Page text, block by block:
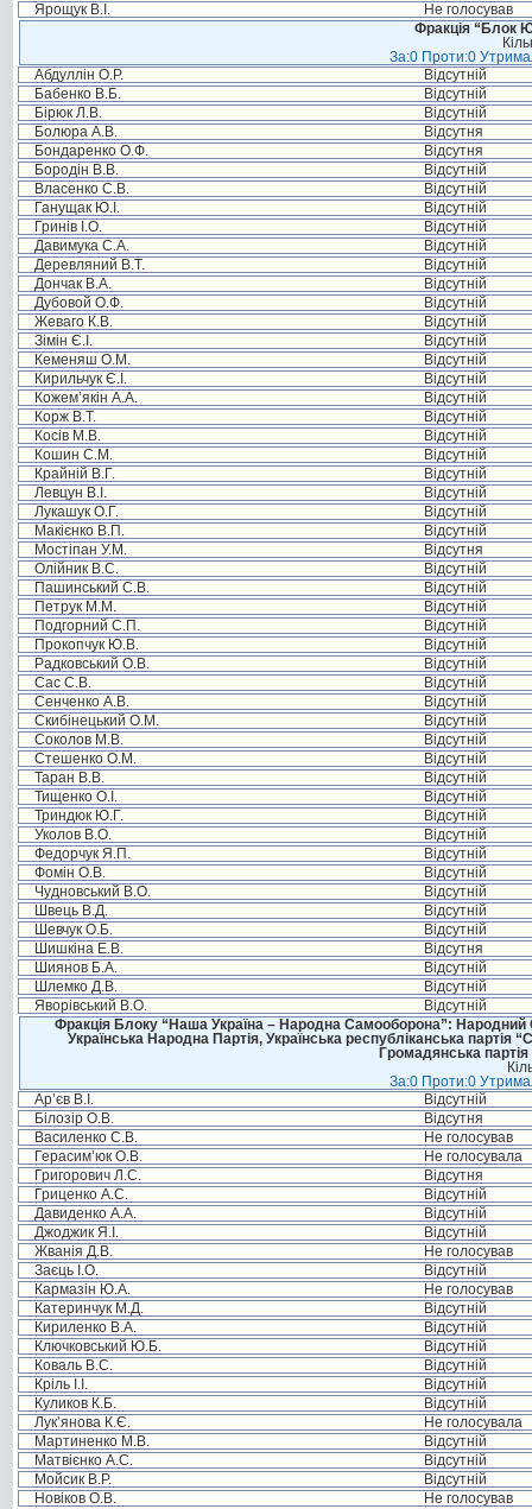
Ярощук В.І.
Не голосував
Фракція “Блок
За:0 Проти:0
Абдуллін О.Р.
Відсутній
Бабенко В.Б.
Відсутній
Бірюк Л.В.
Відсутній
Болюра А.В.
Відсутня
Бондаренко О.Ф.
Відсутня
Бородін В.В.
Відсутній
Власенко С.В.
Відсутній
Ганущак Ю.І.
Відсутній
Гринів І.О.
Відсутній
Давимука С.А.
Відсутній
Деревляний В.Т.
Відсутній
Дончак В.А.
Відсутній
Дубовой О.Ф.
Відсутній
Жеваго К.В.
Відсутній
Зімін Є.І.
Відсутній
Кеменяш О.М.
Відсутній
Кирильчук Є.І.
Відсутній
Кожем’якін А.А.
Відсутній
Корж В.Т.
Відсутній
Косів М.В.
Відсутній
Кошин С.М.
Відсутній
Крайній В.Г.
Відсутній
Левцун В.І.
Відсутній
Лукашук О.Г.
Відсутній
Макієнко В.П.
Відсутній
Мостіпан У.М.
Відсутня
Олійник В.С.
Відсутній
Пашинський С.В.
Відсутній
Петрук М.М.
Відсутній
Подгорний С.П.
Відсутній
Прокопчук Ю.В.
Відсутній
Радковський О.В.
Відсутній
Сас С.В.
Відсутній
Сенченко А.В.
Відсутній
Скибінецький О.М.
Відсутній
Соколов М.В.
Відсутній
Стешенко О.М.
Відсутній
Таран В.В.
Відсутній
Тищенко О.І.
Відсутній
Триндюк Ю.Г.
Відсутній
Уколов В.О.
Відсутній
Федорчук Я.П.
Відсутній
Фомін О.В.
Відсутній
Чудновський В.О.
Відсутній
Швець В.Д.
Відсутній
Шевчук О.Б.
Відсутній
Шишкіна Е.В.
Відсутня
Шиянов Б.А.
Відсутній
Шлемко Д.В.
Відсутній
Яворівський В.О.
Відсутній
Фракція Блоку “Наша Україна – Народна Самооборона”: Народний
Українська Народна Партія, Українська республіканська
Громадянська
За:0 Проти:0
Ар’єв В.І.
Відсутній
Білозір О.В.
Відсутня
Василенко С.В.
Не голосував
Герасим’юк О.В.
Не голосувала
Григорович Л.С.
Відсутня
Гриценко А.С.
Відсутній
Давиденко А.А.
Відсутній
Джоджик Я.І.
Відсутній
Жванія Д.В.
Не голосував
Заєць І.О.
Відсутній
Кармазін Ю.А.
Не голосував
Катеринчук М.Д.
Відсутній
Кириленко В.А.
Відсутній
Ключковський Ю.Б.
Відсутній
Коваль В.С.
Відсутній
Кріль І.І.
Відсутній
Куликов К.Б.
Відсутній
Лук’янова К.Є.
Не голосувала
Мартиненко М.В.
Відсутній
Матвієнко А.С.
Відсутній
Мойсик В.Р.
Відсутній
Новіков О.В.
Не голосував